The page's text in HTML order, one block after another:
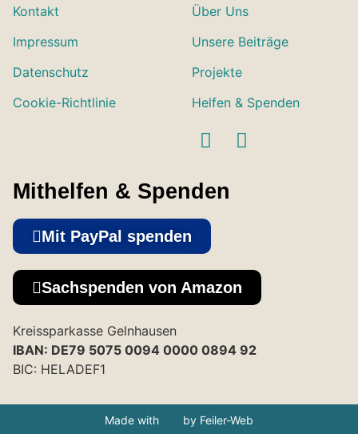
Kontakt
Impressum
Datenschutz
Cookie-Richtlinie
Über Uns
Unsere Beiträge
Projekte
Helfen & Spenden
Mithelfen & Spenden
Mit PayPal spenden
Sachspenden von Amazon
Kreissparkasse Gelnhausen
IBAN: DE79 5075 0094 0000 0894 92
BIC: HELADEF1
Made with by Feiler-Web